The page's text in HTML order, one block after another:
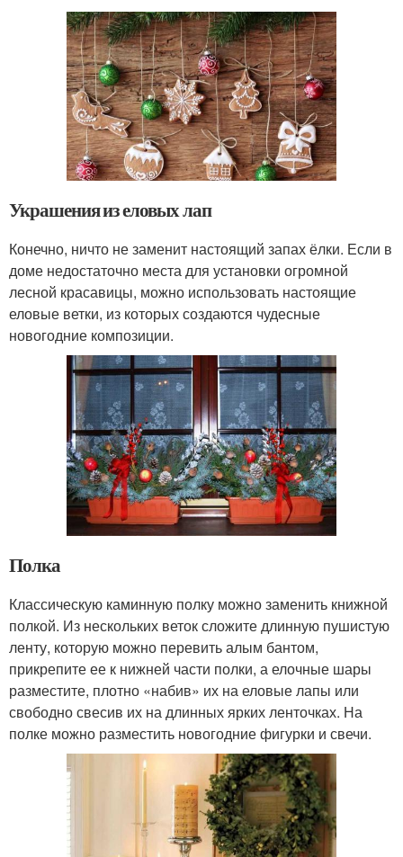
Украшения из еловых лап
Конечно, ничто не заменит настоящий запах ёлки. Если в
доме недостаточно места для установки огромной
лесной красавицы, можно использовать настоящие
еловые ветки, из которых создаются чудесные
новогодние композиции.
Полка
Классическую каминную полку можно заменить книжной
полкой. Из нескольких веток сложите длинную пушистую
ленту, которую можно перевить алым бантом,
прикрепите ее к нижней части полки, а елочные шары
разместите, плотно «набив» их на еловые лапы или
свободно свесив их на длинных ярких ленточках. На
полке можно разместить новогодние фигурки и свечи.